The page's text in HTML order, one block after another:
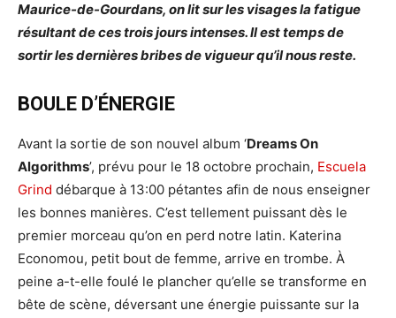
Maurice-de-Gourdans, on lit sur les visages la fatigue
résultant de ces trois jours intenses. Il est temps de
sortir les dernières bribes de vigueur qu’il nous reste.
BOULE D’ÉNERGIE
Avant la sortie de son nouvel album ‘Dreams On
Algorithms’, prévu pour le 18 octobre prochain, Escuela
Grind débarque à 13:00 pétantes afin de nous enseigner
les bonnes manières. C’est tellement puissant dès le
premier morceau qu’on en perd notre latin. Katerina
Economou, petit bout de femme, arrive en trombe. À
peine a-t-elle foulé le plancher qu’elle se transforme en
bête de scène, déversant une énergie puissante sur la